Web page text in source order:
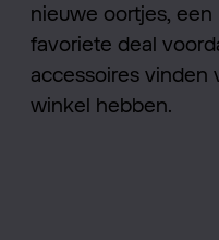
nieuwe oortjes,
favoriete deal
accessoires vinden
winkel hebben.